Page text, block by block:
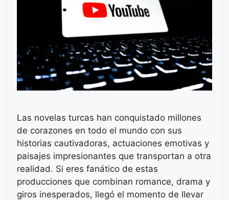
Las novelas turcas han conquistado millones
de corazones en todo el mundo con sus
historias cautivadoras, actuaciones emotivas y
paisajes impresionantes que transportan a otra
realidad. Si eres fanático de estas
producciones que combinan romance, drama y
giros inesperados, llegó el momento de llevar